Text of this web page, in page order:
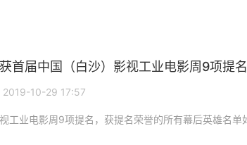
首届中国（白沙）影视工业电影周9项提名
2019-10-29 17:57